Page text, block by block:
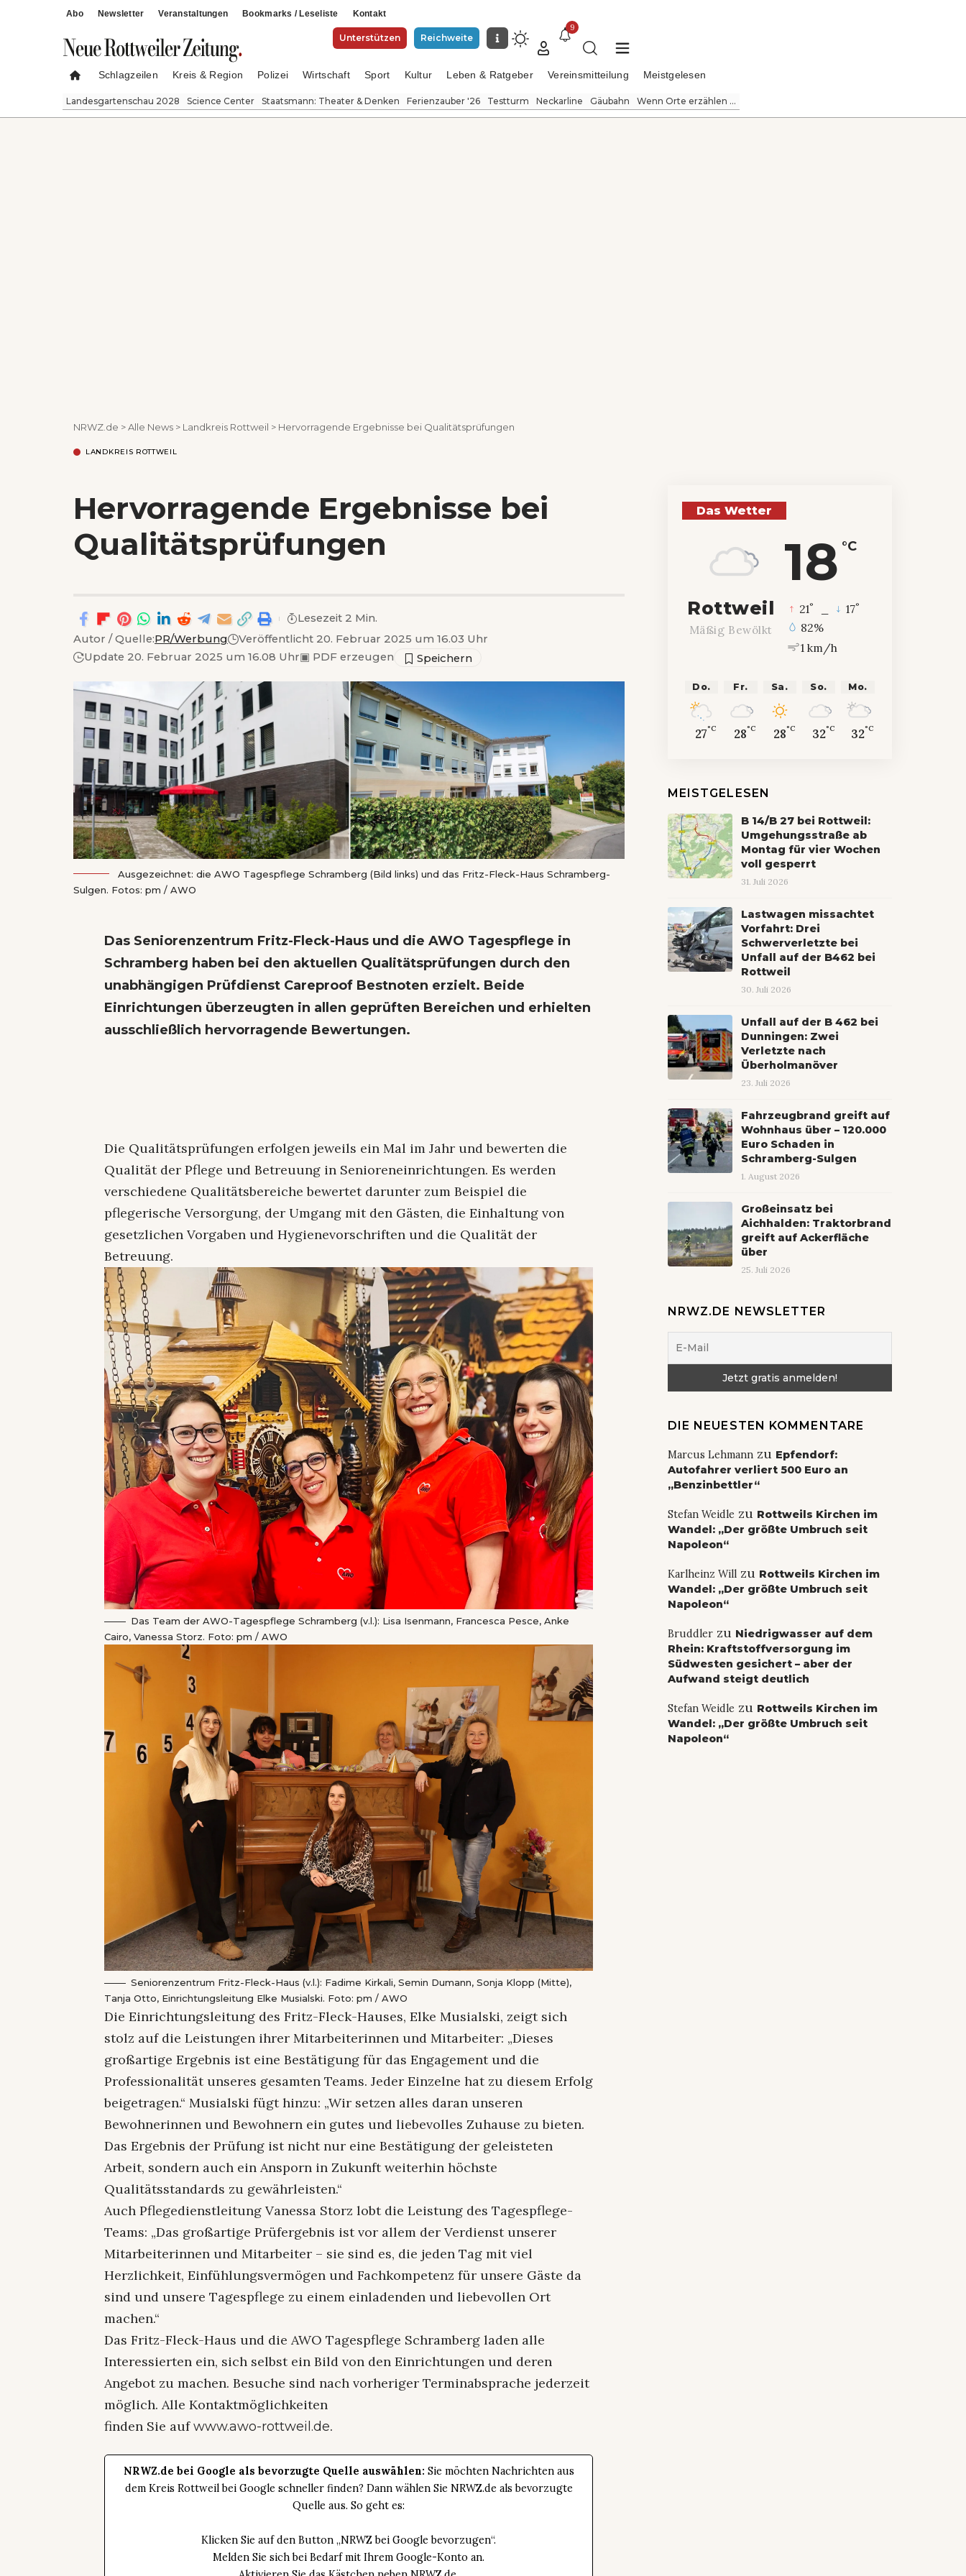
Abo Newsletter Veranstaltungen Bookmarks / Leseliste Kontakt
Unterstützen Reichweite
9
Schlagzeilen Kreis & Region Polizei Wirtschaft Sport Kultur Leben & Ratgeber Vereinsmitteilung Meistgelesen
Landesgartenschau 2028 Science Center Staatsmann: Theater & Denken Ferienzauber '26 Testturm Neckarline Gäubahn Wenn Orte erzählen ...
NRWZ.de >Alle News > Landkreis Rottweil > Hervorragende Ergebnisse bei Qualitätsprüfungen
LANDKREIS ROTTWEIL
Hervorragende Ergebnisse bei
Qualitätsprüfungen
Autor / Quelle:PR/Werbung
Veröffentlicht 20. Februar 2025 um 16.03 Uhr
Update 20. Februar 2025 um 16.08 Uhr▣ PDF erzeugen
Lesezeit 2 Min.
Ausgezeichnet: die AWO Tagespflege Schramberg (Bild links) und das Fritz-Fleck-Haus Schramberg-
Sulgen. Fotos: pm / AWO
Das Seniorenzentrum Fritz-Fleck-Haus und die AWO Tagespflege in
Schramberg haben bei den aktuellen Qualitätsprüfungen durch den
unabhängigen Prüfdienst Careproof Bestnoten erzielt. Beide
Einrichtungen überzeugten in allen geprüften Bereichen und erhielten
ausschließlich hervorragende Bewertungen.
Die Qualitätsprüfungen erfolgen jeweils ein Mal im Jahr und bewerten die
Qualität der Pflege und Betreuung in Senioreneinrichtungen. Es werden
verschiedene Qualitätsbereiche bewertet darunter zum Beispiel die
pflegerische Versorgung, der Umgang mit den Gästen, die Einhaltung von
gesetzlichen Vorgaben und Hygienevorschriften und die Qualität der
Betreuung.
Das Team der AWO-Tagespflege Schramberg (v.l.): Lisa Isenmann, Francesca Pesce, Anke
Cairo, Vanessa Storz. Foto: pm / AWO
Seniorenzentrum Fritz-Fleck-Haus (v.l.): Fadime Kirkali, Semin Dumann, Sonja Klopp (Mitte),
Tanja Otto, Einrichtungsleitung Elke Musialski. Foto: pm / AWO
Die Einrichtungsleitung des Fritz-Fleck-Hauses, Elke Musialski, zeigt sich
stolz auf die Leistungen ihrer Mitarbeiterinnen und Mitarbeiter: „Dieses
großartige Ergebnis ist eine Bestätigung für das Engagement und die
Professionalität unseres gesamten Teams. Jeder Einzelne hat zu diesem Erfolg
beigetragen.“ Musialski fügt hinzu: „Wir setzen alles daran unseren
Bewohnerinnen und Bewohnern ein gutes und liebevolles Zuhause zu bieten.
Das Ergebnis der Prüfung ist nicht nur eine Bestätigung der geleisteten
Arbeit, sondern auch ein Ansporn in Zukunft weiterhin höchste
Qualitätsstandards zu gewährleisten.“
Auch Pflegedienstleitung Vanessa Storz lobt die Leistung des Tagespflege-
Teams: „Das großartige Prüfergebnis ist vor allem der Verdienst unserer
Mitarbeiterinnen und Mitarbeiter – sie sind es, die jeden Tag mit viel
Herzlichkeit, Einfühlungsvermögen und Fachkompetenz für unsere Gäste da
sind und unsere Tagespflege zu einem einladenden und liebevollen Ort
machen.“
Das Fritz-Fleck-Haus und die AWO Tagespflege Schramberg laden alle
Interessierten ein, sich selbst ein Bild von den Einrichtungen und deren
Angebot zu machen. Besuche sind nach vorheriger Terminabsprache jederzeit
möglich. Alle Kontaktmöglichkeiten
finden Sie aufwww.awo-rottweil.de.
NRWZ.de bei Google als bevorzugte Quelle auswählen: Sie möchten Nachrichten aus
dem Kreis Rottweil bei Google schneller finden? Dann wählen Sie NRWZ.de als bevorzugte
Quelle aus. So geht es:
Klicken Sie auf den Button „NRWZ bei Google bevorzugen“.
Melden Sie sich bei Bedarf mit Ihrem Google-Konto an.
Das Wetter
18 °C
Rottweil
Mäßig Bewölkt
21° 17°
82%
1 km/h
Do.
27°C
Fr.
28°C
Sa.
28°C
So.
32°C
Mo.
32°C
MEISTGELESEN
B 14/B 27 bei Rottweil:
Umgehungsstraße ab
Montag für vier Wochen
voll gesperrt
31. Juli 2026
Lastwagen missachtet
Vorfahrt: Drei
Schwerverletzte bei
Unfall auf der B462 bei
Rottweil
30. Juli 2026
Unfall auf der B 462 bei
Dunningen: Zwei
Verletzte nach
Überholmanöver
23. Juli 2026
Fahrzeugbrand greift auf
Wohnhaus über – 120.000
Euro Schaden in
Schramberg-Sulgen
1. August 2026
Großeinsatz bei
Aichhalden: Traktorbrand
greift auf Ackerfläche
über
25. Juli 2026
NRWZ.DE NEWSLETTER
DIE NEUESTEN KOMMENTARE
Marcus Lehmannzu Epfendorf:
Autofahrer verliert 500 Euro an
„Benzinbettler“
Stefan Weidle zu Rottweils Kirchen im
Wandel: „Der größte Umbruch seit
Napoleon“
Karlheinz Willzu Rottweils Kirchen im
Wandel: „Der größte Umbruch seit
Napoleon“
Bruddlerzu Niedrigwasser auf dem
Rhein: Kraftstoffversorgung im
Südwesten gesichert – aber der
Aufwand steigt deutlich
Stefan Weidle zu Rottweils Kirchen im
Wandel: „Der größte Umbruch seit
Napoleon“